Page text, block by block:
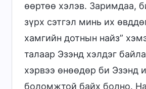
өөртөө хэлэв. Заримдаа,
зүрх сэтгэл минь их
хамгийн дотнын найз”
талаар Эзэнд хэлдэг
хэрвээ өнөөдөр би Эзэнд
боломжтой байх болно.